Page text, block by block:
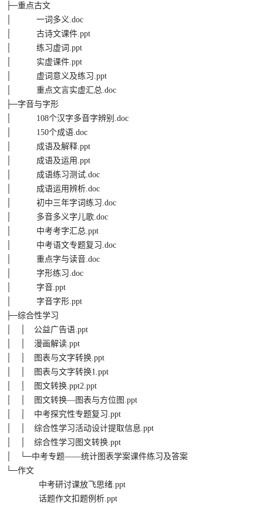
├─重点古文
│ 一词多义.doc
│ 古诗文课件.ppt
│ 练习虚词.ppt
│ 实虚课件.ppt
│ 虚词意义及练习.ppt
│ 重点文言实虚汇总.doc
├─字音与字形
│ 108个汉字多音字辨别.doc
│ 150个成语.doc
│ 成语及解释.ppt
│ 成语及运用.ppt
│ 成语练习测试.doc
│ 成语运用辨析.doc
│ 初中三年字词练习.doc
│ 多音多义字儿歌.doc
│ 中考考字汇总.ppt
│ 中考语文专题复习.doc
│ 重点字与读音.doc
│ 字形练习.doc
│ 字音.ppt
│ 字音字形.ppt
├─综合性学习
│ │ 公益广告语.ppt
│ │ 漫画解读.ppt
│ │ 图表与文字转换.ppt
│ │ 图表与文字转换1.ppt
│ │ 图文转换.ppt2.ppt
│ │ 图文转换—图表与方位图.ppt
│ │ 中考探究性专题复习.ppt
│ │ 综合性学习活动设计提取信息.ppt
│ │ 综合性学习图文转换.ppt
│ └─中考专题——统计图表学案课件练习及答案
└─作文
中考研讨课放飞思绪.ppt
话题作文扣题例析.ppt